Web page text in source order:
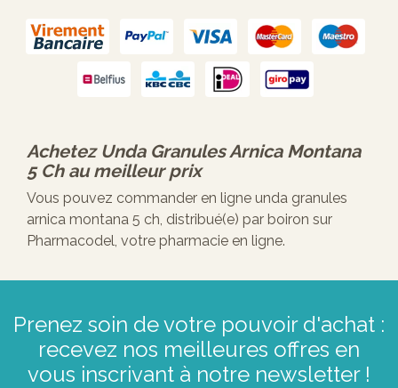
Achetez Unda Granules Arnica Montana
5 Chau meilleur prix
Vous pouvez commander en ligne unda granules
arnica montana 5 ch, distribué(e) par boiron sur
Pharmacodel, votre pharmacie en ligne.
Prenez soin de votre pouvoir d'achat :
recevez nos meilleures offres en
vous inscrivant à notre newsletter !